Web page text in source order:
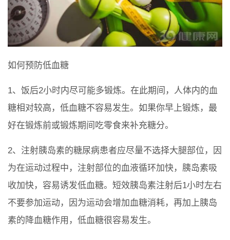
如何预防低血糖
1、饭后2小时内尽可能多锻炼。在此期间，人体内的血
糖相对较高，低血糖不容易发生。如果你早上锻炼，最
好在锻炼前或锻炼期间吃零食来补充糖分。
2、注射胰岛素的糖尿病患者应尽量不选择大腿部位，因
为在运动过程中，注射部位的血液循环加快，胰岛素吸
收加快，容易诱发低血糖。短效胰岛素注射后1小时左右
不要参加运动，因为运动会增加血糖消耗，再加上胰岛
素的降血糖作用，低血糖很容易发生。